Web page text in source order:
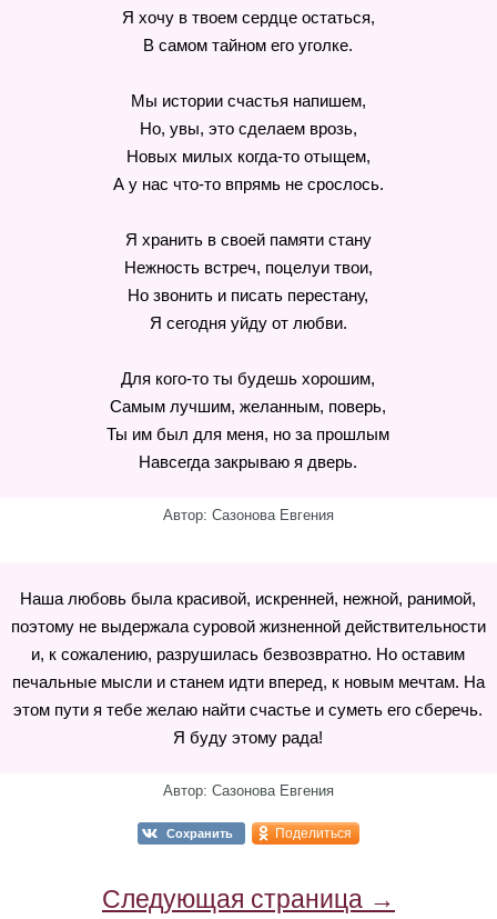
Я хочу в твоем сердце остаться,
В самом тайном его уголке.
Мы истории счастья напишем,
Но, увы, это сделаем врозь,
Новых милых когда-то отыщем,
А у нас что-то впрямь не срослось.
Я хранить в своей памяти стану
Нежность встреч, поцелуи твои,
Но звонить и писать перестану,
Я сегодня уйду от любви.
Для кого-то ты будешь хорошим,
Самым лучшим, желанным, поверь,
Ты им был для меня, но за прошлым
Навсегда закрываю я дверь.
Автор: Сазонова Евгения
Наша любовь была красивой, искренней, нежной, ранимой,
поэтому не выдержала суровой жизненной действительности
и, к сожалению, разрушилась безвозвратно. Но оставим
печальные мысли и станем идти вперед, к новым мечтам. На
этом пути я тебе желаю найти счастье и суметь его сберечь.
Я буду этому рада!
Автор: Сазонова Евгения
Сохранить Поделиться
Следующая страница →